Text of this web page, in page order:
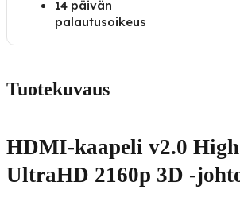
14 päivän
palautusoikeus
Tuotekuvaus
HDMI-kaapeli v2.0 High
UltraHD 2160p 3D -